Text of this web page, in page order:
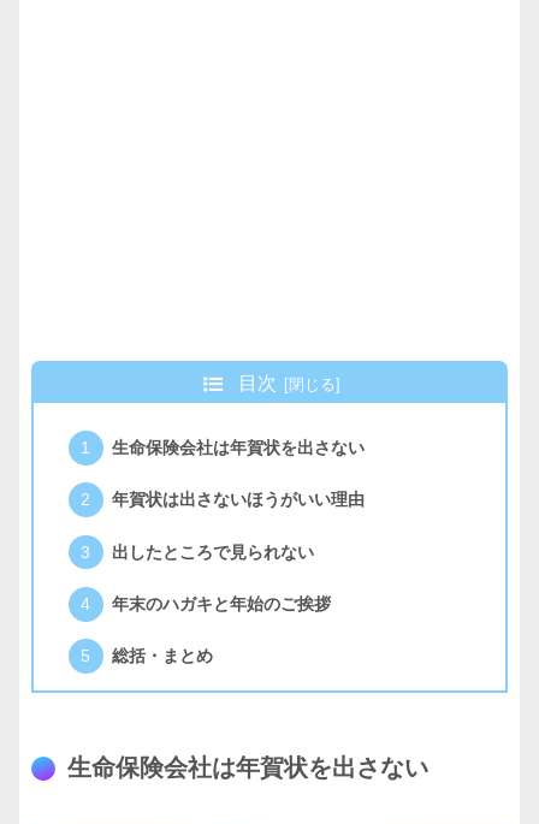
目次
生命保険会社は年賀状を出さない
年賀状は出さないほうがいい理由
出したところで見られない
年末のハガキと年始のご挨拶
総括・まとめ
生命保険会社は年賀状を出さない